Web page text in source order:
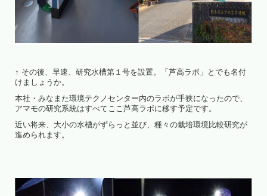
↑ その後、早速、研究水槽第１号を設置。「芦高ラボ」とでも名付
けましょうか。
本社・みなまた環境テクノセンター内のラボが手狭になったので、
アマモの研究系統はすべてここ芦高ラボに移す予定です。
近い将来、大小の水槽がずらっと並び、種々の栽培環境比較研究が
進められます。